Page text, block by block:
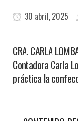
30 abril, 2025
CRA. CARLA
Contadora Carla
práctica la